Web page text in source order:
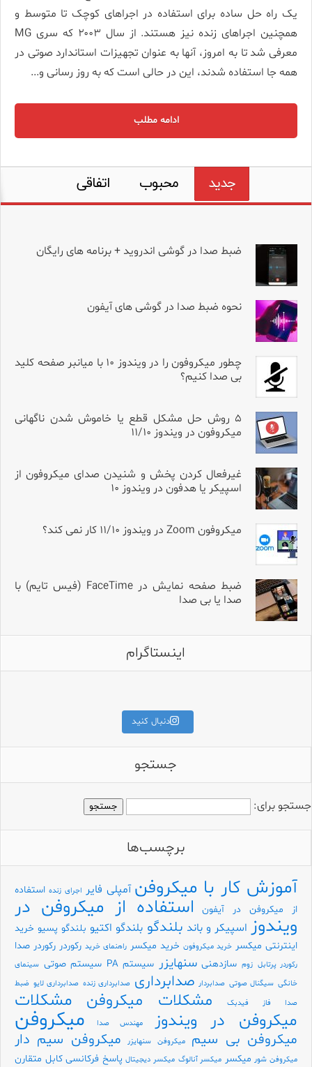
یک راه حل ساده برای استفاده در اجراهای کوچک تا متوسط و
همچنین اجراهای زنده نیز هستند. از سال ۲۰۰۳ که سری MG
معرفی شد تا به امروز، آنها به عنوان تجهیزات استاندارد صوتی در
همه جا استفاده شدند، این در حالی است که به روز رسانی و...
ادامه مطلب
جدید محبوب اتفاقی
ضبط صدا در گوشی اندروید + برنامه های رایگان
نحوه ضبط صدا در گوشی های آیفون
چطور میکروفون را در ویندوز ۱۰ با میانبر صفحه کلید
بی صدا کنیم؟
۵ روش حل مشکل قطع یا خاموش شدن ناگهانی
میکروفون در ویندوز ۱۱/۱۰
غیرفعال کردن پخش و شنیدن صدای میکروفون از
اسپیکر یا هدفون در ویندوز ۱۰
میکروفون Zoom در ویندوز ۱۱/۱۰ کار نمی کند؟
ضبط صفحه نمایش در FaceTime (فیس تایم) با
صدا یا بی صدا
اینستاگرام
دنبال کنید
جستجو
جستجو برای:
برچسب‌ها
آموزش کار با میکروفن آمپلی فایر اجرای زنده استفاده
از میکروفن در آیفون
استفاده از میکروفن در
ویندوز اسپیکر و باند بلندگو بلندگو اکتیو بلندگو پسیو خرید
اینترنتی میکسر خرید میکروفون خرید میکسر راهنمای خرید رکوردر رکوردر صدا
رکوردر پرتابل زوم سازدهنی سنهایزر سیستم PA سیستم صوتی سینمای
خانگی سیگنال صوتی صدابردار صدابرداری صدابرداری زنده صدابرداری لایو ضبط
صدا
فاز فیدبک مشکلات میکروفن
مشکلات
میکروفن در ویندوز
مهندس صدا میکروفن
میکروفن بی سیم میکروفن سنهایزر میکروفن سیم دار
میکروفن شور میکسر میکسر آنالوگ میکسر دیجیتال پاسخ فرکانسی کابل متقارن